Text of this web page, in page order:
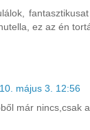
ez az én
május 3. 12:56
már nincs,csak